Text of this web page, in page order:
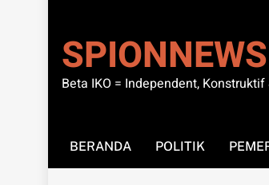
SPIONNEWS
Beta IKO = Independent,
BERANDA POLITIK